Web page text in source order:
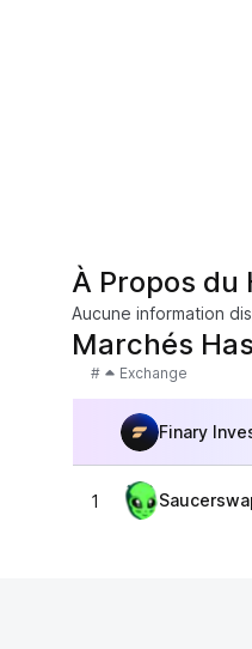
À Propos du
Aucune information
Marchés
# Exchange
Finary
1